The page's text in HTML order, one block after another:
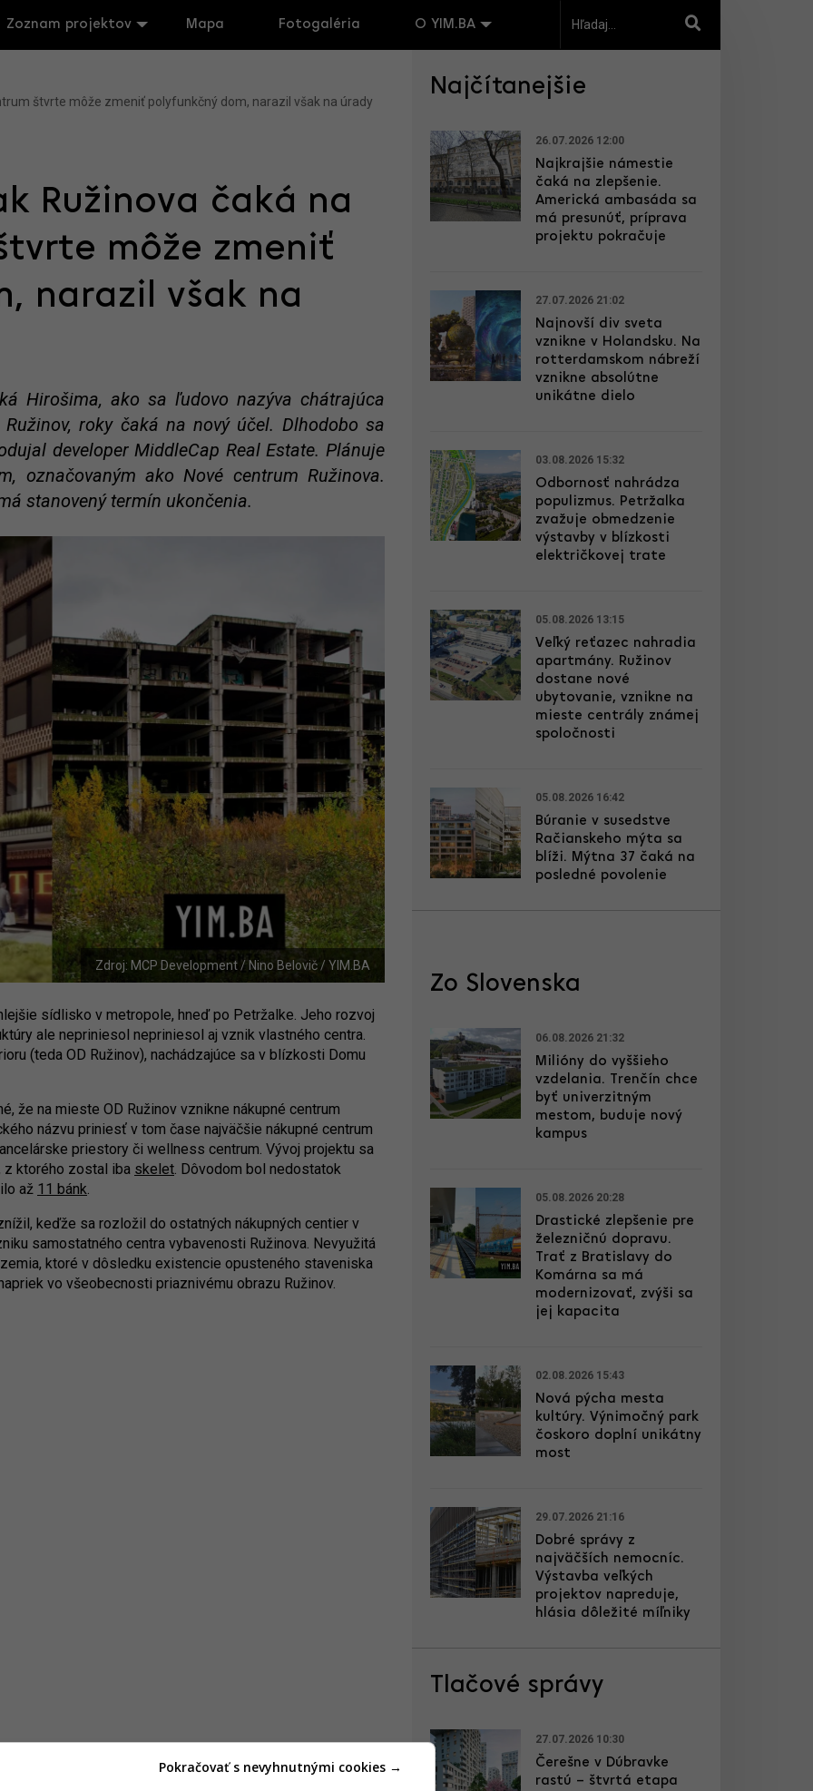
Zoznam projektov Mapa Fotogaléria O YIM.BA
štvrte môže zmeniť polyfunkčný dom, narazil však na úrady
Ružinova čaká na
môže zmeniť
narazil však na
Hirošima, ako sa ľudovo nazýva chátrajúca
roky čaká na nový účel. Dlhodobo sa
developer MiddleCap Real Estate. Plánuje
označovaným ako Nové centrum Ružinova.
stanovený termín ukončenia.
Zdroj: MCP Development / Nino Belovič / YIM.BA
sídlisko v metropole, hneď po Petržalke. Jeho rozvoj
ale nepriniesol nepriniesol aj vznik vlastného centra.
(teda OD Ružinov), nachádzajúce sa v blízkosti Domu
že na mieste OD Ružinov vznikne nákupné centrum
názvu priniesť v tom čase najväčšie nákupné centrum
priestory či wellness centrum. Vývoj projektu sa
z ktorého zostal iba skelet. Dôvodom bol nedostatok
až 11 bánk.
keďže sa rozložil do ostatných nákupných centier v
samostatného centra vybavenosti Ružinova. Nevyužitá
ktoré v dôsledku existencie opusteného staveniska
vo všeobecnosti priaznivému obrazu Ružinov.
Najčítanejšie
26.07.2026 12:00
Najkrajšie námestie
čaká na zlepšenie.
Americká ambasáda sa
má presunúť, príprava
projektu pokračuje
27.07.2026 21:02
Najnovší div sveta
vznikne v Holandsku. Na
rotterdamskom nábreží
vznikne absolútne
unikátne dielo
03.08.2026 15:32
Odbornosť nahrádza
populizmus. Petržalka
zvažuje obmedzenie
výstavby v blízkosti
električkovej trate
05.08.2026 13:15
Veľký reťazec nahradia
apartmány. Ružinov
dostane nové
ubytovanie, vznikne na
mieste centrály známej
spoločnosti
05.08.2026 16:42
Búranie v susedstve
Račianskeho mýta sa
blíži. Mýtna 37 čaká na
posledné povolenie
Zo Slovenska
06.08.2026 21:32
Milióny do vyššieho
vzdelania. Trenčín chce
byť univerzitným
mestom, buduje nový
kampus
05.08.2026 20:28
Drastické zlepšenie pre
železničnú dopravu.
Trať z Bratislavy do
Komárna sa má
modernizovať, zvýši sa
jej kapacita
02.08.2026 15:43
Nová pýcha mesta
kultúry. Výnimočný park
čoskoro doplní unikátny
most
29.07.2026 21:16
Dobré správy z
najväčších nemocníc.
Výstavba veľkých
projektov napreduje,
hlásia dôležité míľniky
Tlačové správy
27.07.2026 10:30
Čerešne v Dúbravke
rastú – štvrtá etapa
Pokračovať s nevyhnutnými cookies →